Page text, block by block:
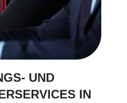
UND
IN